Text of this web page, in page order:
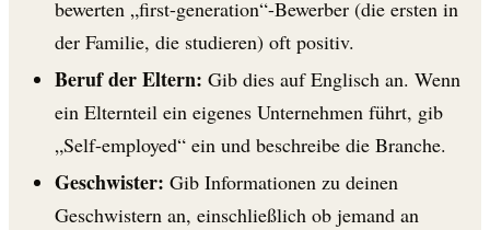
bewerten „first-generation“-Bewerber (die ersten in
der Familie, die studieren) oft positiv.
Beruf der Eltern: Gib dies auf Englisch an. Wenn
ein Elternteil ein eigenes Unternehmen führt, gib
„Self-employed“ ein und beschreibe die Branche.
Geschwister: Gib Informationen zu deinen
Geschwistern an, einschließlich ob jemand an